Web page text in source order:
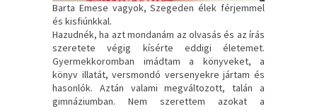
Barta Emese vagyok, Szegeden élek férjemmel
és kisfiúnkkal.
Hazudnék, ha azt mondanám az olvasás és az írás
szeretete végig kísérte eddigi életemet.
Gyermekkoromban imádtam a könyveket, a
könyv illatát, versmondó versenyekre jártam és
hasonlók. Aztán valami megváltozott, talán a
gimnáziumban. Nem szerettem azokat a